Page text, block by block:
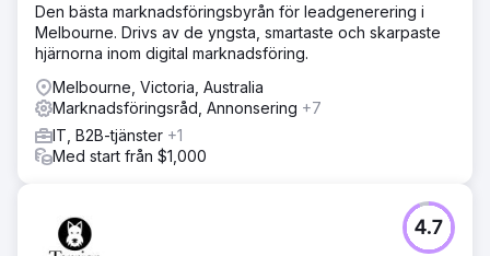
Den bästa marknadsföringsbyrån för leadgenerering i
Melbourne. Drivs av de yngsta, smartaste och skarpaste
hjärnorna inom digital marknadsföring.
Melbourne, Victoria, Australia
Marknadsföringsråd, Annonsering +7
IT, B2B-tjänster +1
Med start från $1,000
4.7